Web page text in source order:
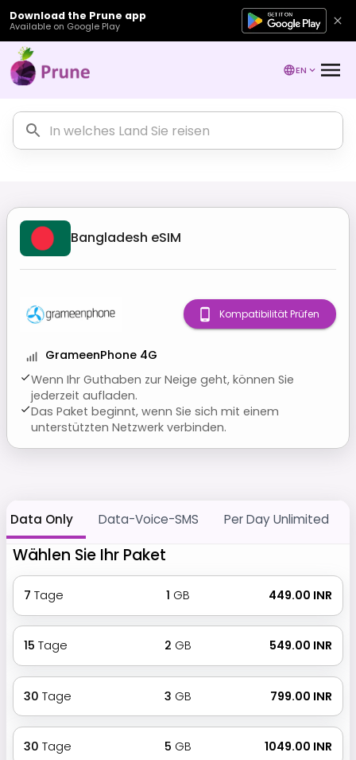
Download the Prune app
Available on Google Play
EN
Bangladesh eSIM
GrameenPhone 4G
Wenn Ihr Guthaben zur Neige geht, können Sie
jederzeit aufladen.
Das Paket beginnt, wenn Sie sich mit einem
unterstützten Netzwerk verbinden.
Kompatibilität Prüfen
Data Only Data-Voice-SMS Per Day Unlimited
Wählen Sie Ihr Paket
7 Tage 1 GB ₹ 449.00 INR
15 Tage 2 GB ₹ 549.00 INR
30 Tage 3 GB ₹ 799.00 INR
30 Tage 5 GB ₹ 1049.00 INR